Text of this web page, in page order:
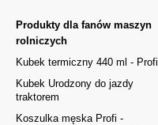
Produkty dla fanów maszyn
rolniczych
Kubek termiczny 440 ml - Profi
Kubek Urodzony do jazdy
traktorem
Koszulka męska Profi -